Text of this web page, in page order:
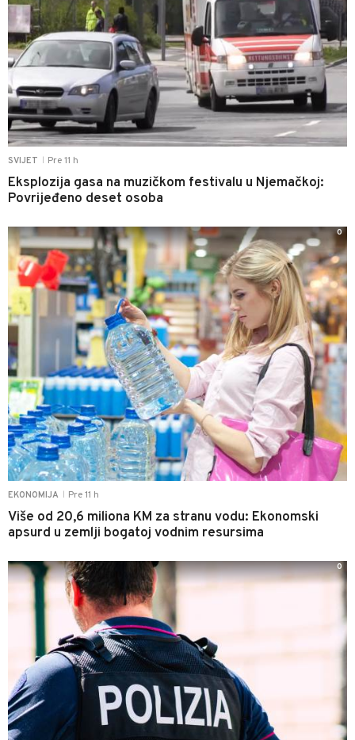
SVIJET Pre 11 h
Eksplozija gasa na muzičkom festivalu u Njemačkoj:
Povrijeđeno deset osoba
EKONOMIJA Pre 11 h
Više od 20,6 miliona KM za stranu vodu: Ekonomski
apsurd u zemlji bogatoj vodnim resursima
0
0